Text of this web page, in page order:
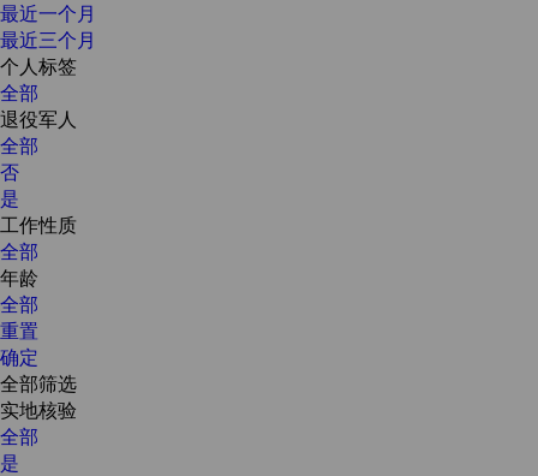
最近一个月
最近三个月
个人标签
全部
退役军人
全部
否
是
工作性质
全部
年龄
全部
重置
确定
全部筛选
实地核验
全部
是